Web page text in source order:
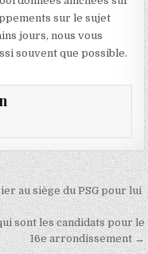
sur le sujet
jours, nous vous
souvent que possible.
au siège du PSG pour lui
sont les candidats pour le
16e arrondissement →